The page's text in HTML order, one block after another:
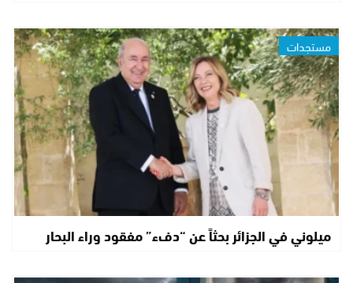
مستجدات
ميلوني في الجزائر بحثاً عن “دفء” مفقود وراء البحار